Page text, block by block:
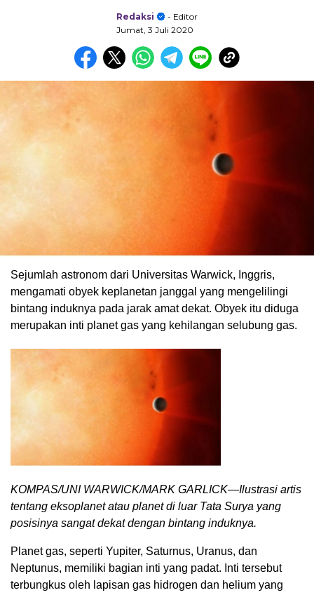
Redaksi
- Editor
Jumat, 3 Juli 2020
Sejumlah astronom dari Universitas Warwick, Inggris,
mengamati obyek keplanetan janggal yang mengelilingi
bintang induknya pada jarak amat dekat. Obyek itu diduga
merupakan inti planet gas yang kehilangan selubung gas.
KOMPAS/UNI WARWICK/MARK GARLICK—Ilustrasi artis
tentang eksoplanet atau planet di luar Tata Surya yang
posisinya sangat dekat dengan bintang induknya.
Planet gas, seperti Yupiter, Saturnus, Uranus, dan
Neptunus, memiliki bagian inti yang padat. Inti tersebut
terbungkus oleh lapisan gas hidrogen dan helium yang